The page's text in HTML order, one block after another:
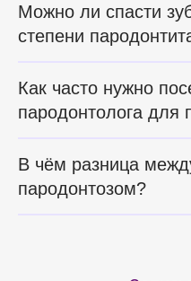
Можно ли спасти
степени
Как часто нужно
пародонтолога для
В чём разница
пародонтозом?